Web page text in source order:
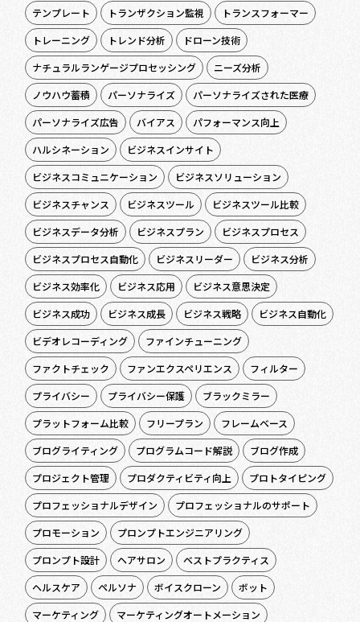
テンプレート
トランザクション監視
トランスフォーマー
トレーニング
トレンド分析
ドローン技術
ナチュラルランゲージプロセッシング
ニーズ分析
ノウハウ蓄積
パーソナライズ
パーソナライズされた医療
パーソナライズ広告
バイアス
パフォーマンス向上
ハルシネーション
ビジネスインサイト
ビジネスコミュニケーション
ビジネスソリューション
ビジネスチャンス
ビジネスツール
ビジネスツール比較
ビジネスデータ分析
ビジネスプラン
ビジネスプロセス
ビジネスプロセス自動化
ビジネスリーダー
ビジネス分析
ビジネス効率化
ビジネス応用
ビジネス意思決定
ビジネス成功
ビジネス成長 ビジネス戦略
ビジネス自動化
ビデオレコーディング
ファインチューニング
ファクトチェック
ファンエクスペリエンス
フィルター
プライバシー
プライバシー保護
ブラックミラー
プラットフォーム比較
フリープラン
フレームベース
ブログライティング
プログラムコード解説
ブログ作成
プロジェクト管理
プロダクティビティ向上
プロトタイピング
プロフェッショナルデザイン
プロフェッショナルのサポート
プロモーション
プロンプトエンジニアリング
プロンプト設計
ヘアサロン
ベストプラクティス
ヘルスケア
ペルソナ ボイスクローン
ボット
マーケティング
マーケティングオートメーション